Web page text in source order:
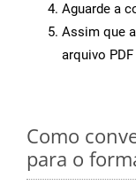
Aguarde a
Assim que
arquivo
Como
para o